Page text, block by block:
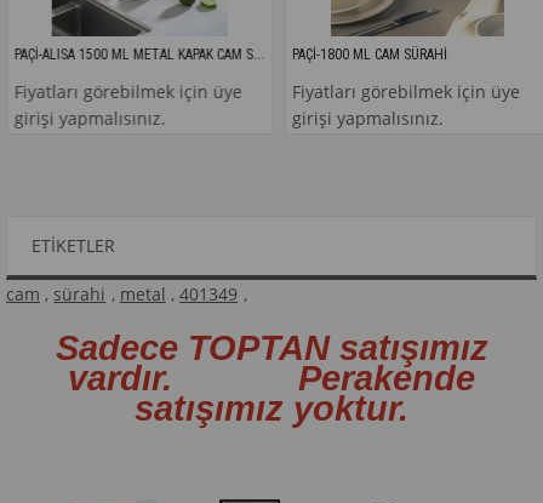
PAÇİ-ALISA 1500 ML METAL KAPAK CAM SÜRAHİ
görebilmek için üye
PAÇİ-1800 ML CAM SÜRAHİ
Fiyatları görebilmek için üye
girişi yapmalısınız.
ETIKETLER
cam , sürahi , metal , 401349 ,
Sadece TOPTAN satışımız
vardır. Perakende
satışımız yoktur.